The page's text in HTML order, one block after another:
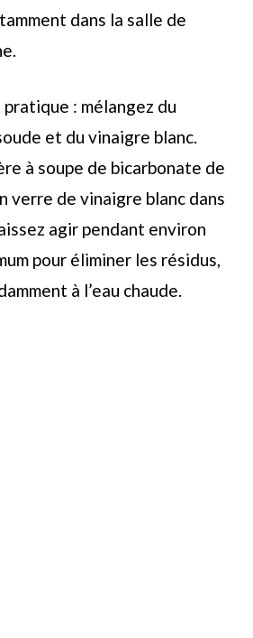
dans la salle de
: mélangez du
et du vinaigre blanc.
à soupe de bicarbonate de
verre de vinaigre blanc dans
agir pendant environ
pour éliminer les résidus,
à l’eau chaude.